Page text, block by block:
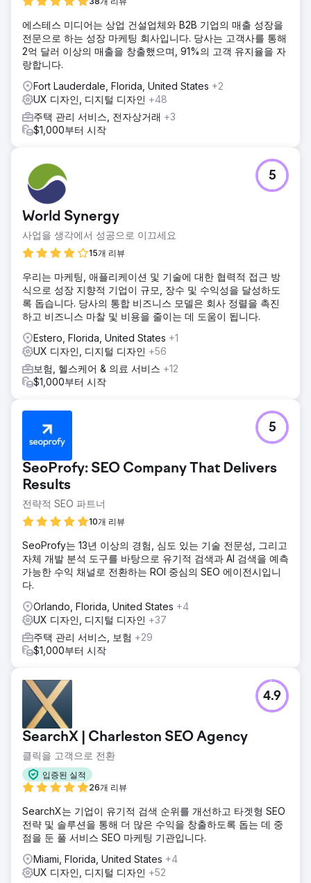
에스테스 미디어는 상업 건설업체와 B2B 기업의 매출 성장을
전문으로 하는 성장 마케팅 회사입니다. 당사는 고객사를 통해
2억 달러 이상의 매출을 창출했으며, 91%의 고객 유지율을 자
랑합니다.
Fort Lauderdale, Florida, United States +2
UX 디자인, 디지털 디자인 +48
주택 관리 서비스, 전자상거래 +3
$1,000부터 시작
World Synergy
사업을 생각에서 성공으로 이끄세요
15개 리뷰
5
우리는 마케팅, 애플리케이션 및 기술에 대한 협력적 접근 방
식으로 성장 지향적 기업이 규모, 장수 및 수익성을 달성하도
록 돕습니다. 당사의 통합 비즈니스 모델은 회사 정렬을 촉진
하고 비즈니스 마찰 및 비용을 줄이는 데 도움이 됩니다.
Estero, Florida, United States +1
UX 디자인, 디지털 디자인 +56
보험, 헬스케어 & 의료 서비스 +12
$1,000부터 시작
SeoProfy: SEO Company That Delivers
Results
전략적 SEO 파트너
10개 리뷰
5
SeoProfy는 13년 이상의 경험, 심도 있는 기술 전문성, 그리고
자체 개발 분석 도구를 바탕으로 유기적 검색과 AI 검색을 예측
가능한 수익 채널로 전환하는 ROI 중심의 SEO 에이전시입니
다.
Orlando, Florida, United States +4
UX 디자인, 디지털 디자인 +37
주택 관리 서비스, 보험 +29
$1,000부터 시작
SearchX | Charleston SEO Agency
클릭을 고객으로 전환
입증된 실적
26개 리뷰
4.9
SearchX는 기업이 유기적 검색 순위를 개선하고 타겟형 SEO
전략 및 솔루션을 통해 더 많은 수익을 창출하도록 돕는 데 중
점을 둔 풀 서비스 SEO 마케팅 기관입니다.
Miami, Florida, United States +4
UX 디자인, 디지털 디자인 +52